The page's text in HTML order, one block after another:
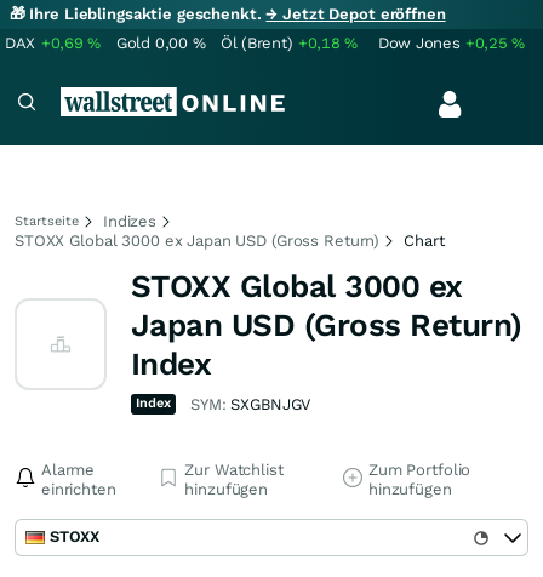
🎁 Ihre Lieblingsaktie geschenkt.→ Jetzt Depot eröffnen
DAX +0,69% Gold 0,00 % Öl (Brent) +0,18% Dow Jones +0,25%
Startseite
Indizes
STOXX Global 3000 ex Japan USD (Gross Return)
Chart
STOXX Global 3000 ex
Japan USD (Gross Return)
Index
Index SYM:SXGBNJGV
Alarme
einrichten
Zur Watchlist
hinzufügen
Zum Portfolio
hinzufügen
STOXX